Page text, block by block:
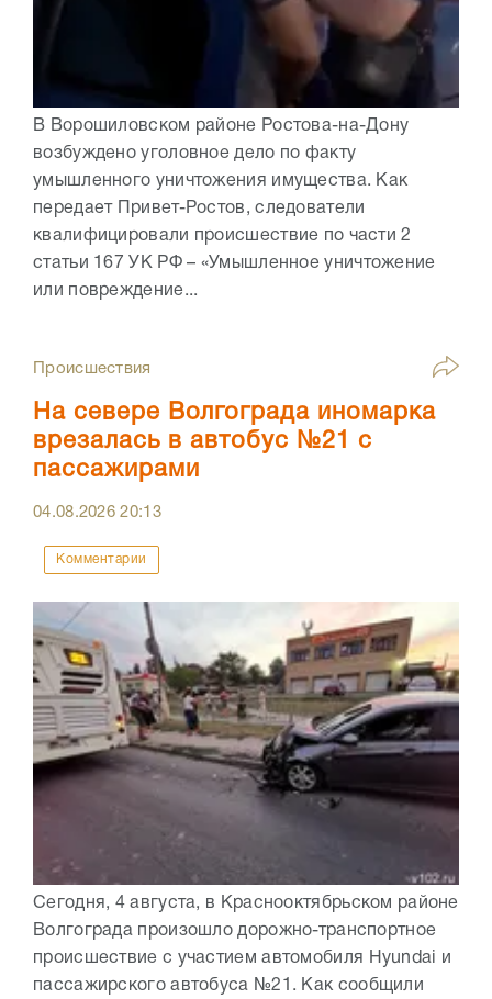
В Ворошиловском районе Ростова-на-Дону
возбуждено уголовное дело по факту
умышленного уничтожения имущества. Как
передает Привет-Ростов, следователи
квалифицировали происшествие по части 2
статьи 167 УК РФ – «Умышленное уничтожение
или повреждение...
Происшествия
На севере Волгограда иномарка
врезалась в автобус №21 с
пассажирами
04.08.202620:13
Комментарии
Сегодня, 4 августа, в Краснооктябрьском районе
Волгограда произошло дорожно-транспортное
происшествие с участием автомобиля Hyundai и
пассажирского автобуса №21. Как сообщили